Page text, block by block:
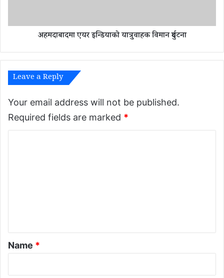
ज
य
को
या
त्रु
ह
क
अहमदाबादमा एयर इन्डियाको यात्रुवाहक विमान दुर्घटना
Leave a Reply
Your email address will not be published.
Required fields are marked *
*
Name *